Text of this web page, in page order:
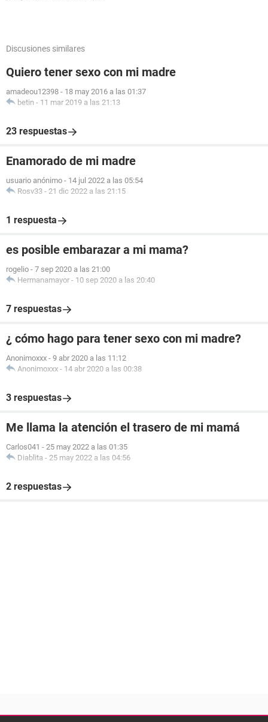
Discusiones similares
Quiero tener sexo con mi madre
amadeou12398 - 18 may 2016 a las 01:37
betin - 11 mar 2019 a las 21:13
23 respuestas
Enamorado de mi madre
usuario anónimo - 14 jul 2022 a las 05:54
Rosv33 - 21 dic 2022 a las 21:15
1 respuesta
es posible embarazar a mi mama?
rogelio - 7 sep 2020 a las 21:00
Hermanamayor - 10 sep 2020 a las 20:40
7 respuestas
¿ cómo hago para tener sexo con mi madre?
Anonimoxxx - 9 abr 2020 a las 11:12
Anonimoxxx - 14 abr 2020 a las 00:38
3 respuestas
Me llama la atención el trasero de mi mamá
Carlos041 - 25 may 2022 a las 01:35
Diablita - 25 may 2022 a las 04:56
2 respuestas